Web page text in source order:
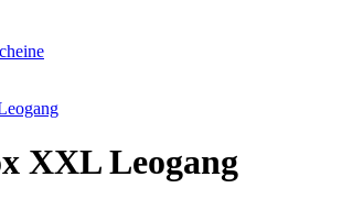
XXL Leogang